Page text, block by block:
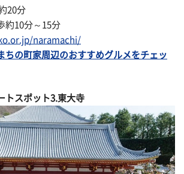
20分
約10分～15分
naramachi/
の町家周辺のおすすめグルメをチェッ
トスポット3.東大寺